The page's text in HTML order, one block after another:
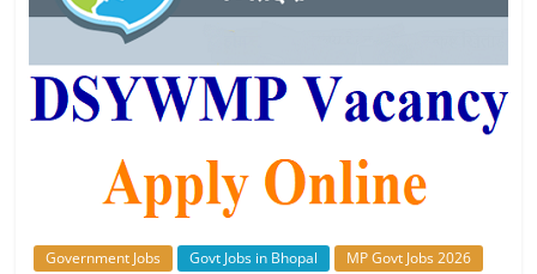
Job
Vacancy
Government Jobs Govt Jobs in Bhopal MP Govt Jobs 2026